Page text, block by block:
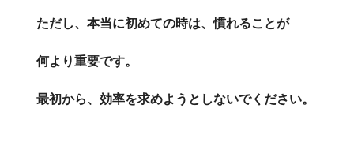
ただし、本当に初めての時は、慣れることが
何より重要です。
最初から、効率を求めようとしないでください。